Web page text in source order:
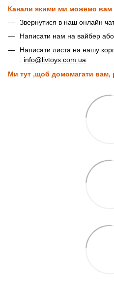
Канали якими ми можемо вам
Звернутися в наш онлайн
Написати нам на вайбер
Написати листа на нашу
: info@livtoys.com.ua
Ми тут ,щоб домомагати вам,